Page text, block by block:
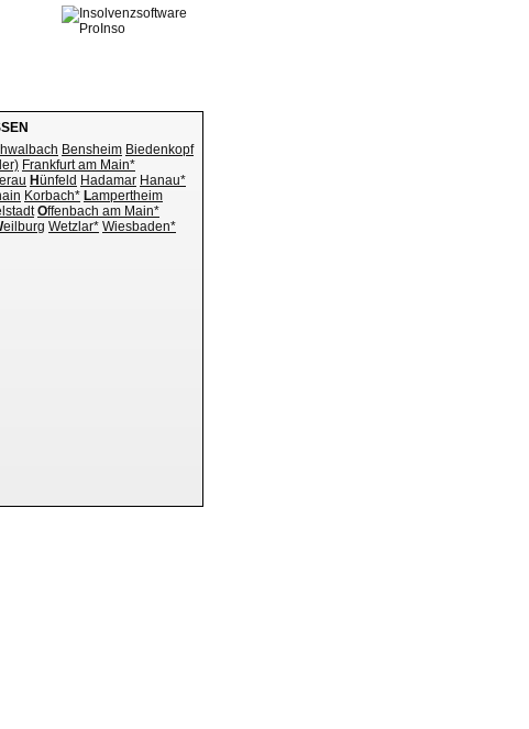
Bensheim Biedenkopf
Frankfurt am Main*
Hünfeld Hadamar Hanau*
Korbach* Lampertheim
Offenbach am Main*
eilburg Wetzlar* Wiesbaden*